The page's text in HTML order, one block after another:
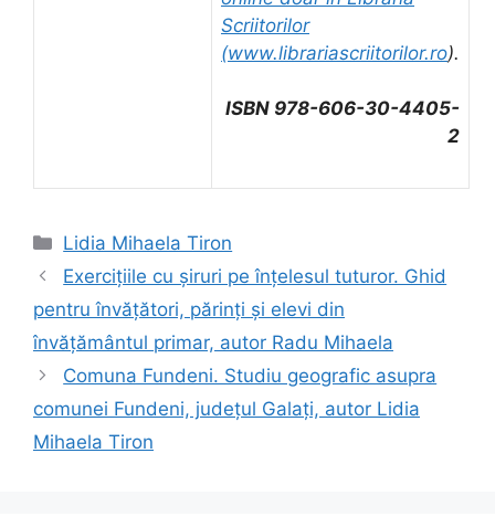
Scriitorilor
(www.librariascriitorilor.ro).
ISBN 978-606-30-4405-
2
Categorii
Lidia Mihaela Tiron
Exercițiile cu șiruri pe înțelesul tuturor. Ghid
pentru învățători, părinți și elevi din
învățământul primar, autor Radu Mihaela
Comuna Fundeni. Studiu geografic asupra
comunei Fundeni, județul Galați, autor Lidia
Mihaela Tiron